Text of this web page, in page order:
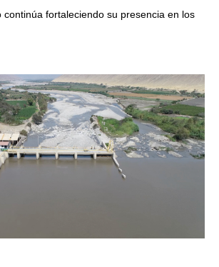
continúa fortaleciendo su presencia en los